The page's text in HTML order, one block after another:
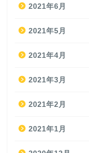
2021年6月
2021年5月
2021年4月
2021年3月
2021年2月
2021年1月